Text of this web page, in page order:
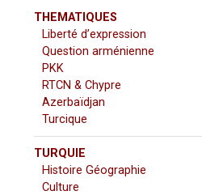
THEMATIQUES
Liberté d’expression
Question arménienne
PKK
RTCN & Chypre
Azerbaïdjan
Turcique
TURQUIE
Histoire Géographie
Culture